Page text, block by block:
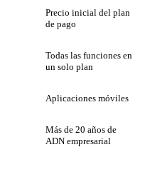
Precio inicial del plan
de pago
Todas las funciones en
un solo plan
Aplicaciones móviles
Más de 20 años de
ADN empresarial